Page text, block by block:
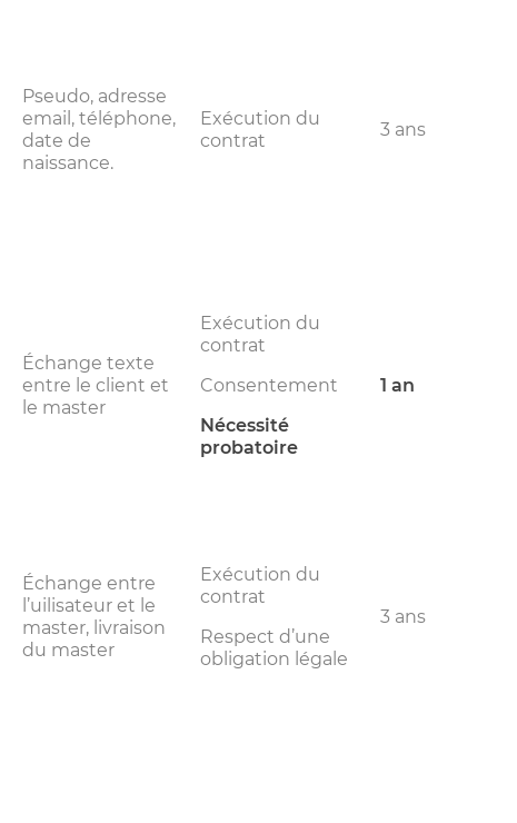
Pseudo, adresse
email, téléphone,
date de
naissance.
Exécution du
contrat
3 ans
Échange texte
entre le client et
le master
Exécution du
contrat
Consentement
Nécessité
probatoire
1 an
Échange entre
l’uilisateur et le
master, livraison
du master
Exécution du
contrat
Respect d’une
obligation légale
3 ans